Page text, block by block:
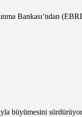
Bankası’ndan
büyümesini